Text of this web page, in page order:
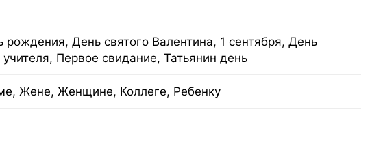
рождения, День святого Валентина, 1 сентября, День
Первое свидание, Татьянин день
Жене, Женщине, Коллеге, Ребенку